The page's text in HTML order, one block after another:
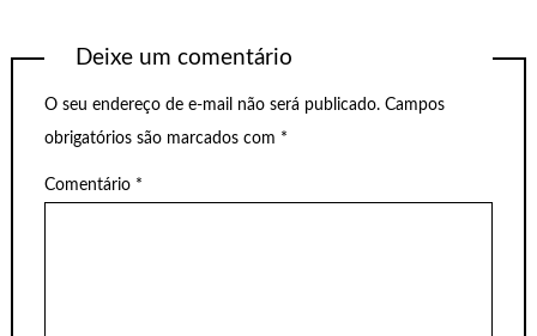
Deixe um comentário
O seu endereço de e-mail não será publicado. Campos
obrigatórios são marcados com *
Comentário *